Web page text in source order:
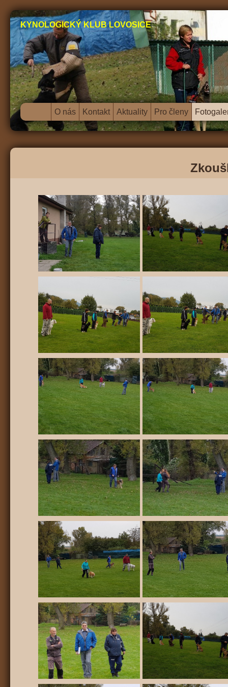
KYNOLOGICKÝ KLUB LOVOSICE
O nás Kontakt Aktuality Pro členy